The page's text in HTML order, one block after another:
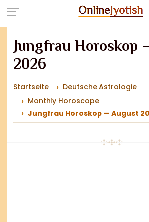
Jungfrau Horoskop
2026
Startseite
Deutsche Astrologie
Monthly Horoscope
Jungfrau Horoskop — August